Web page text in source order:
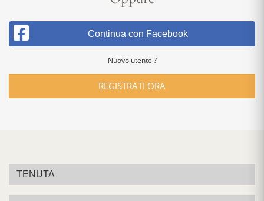
Continua con Facebook
Nuovo utente ?
REGISTRATI ORA
TENUTA